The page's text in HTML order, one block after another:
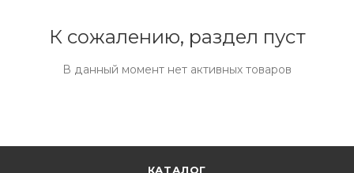
К сожалению, раздел пуст
В данный момент нет активных товаров
КАТАЛОГ